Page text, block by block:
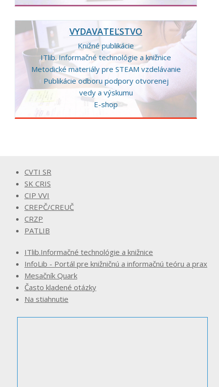
VYDAVATEĽSTVO
Knižné publikácie
ITlib. Informačné technológie a knižnice
Metodické materiály pre STEAM vzdelávanie
Publikácie odboru podpory otvorenej
vedy a výskumu
E-shop
CVTI SR
SK CRIS
CIP VVI
CREPČ/CREUČ
CRZP
PATLIB
ITlib.Informačné technológie a knižnice
InfoLib - Portál pre knižničnú a informačnú teóru a prax
Mesačník Quark
Často kladené otázky
Na stiahnutie